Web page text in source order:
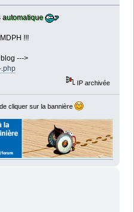
automatique
!!!
--->
.php
IP archivée
cliquer sur la bannière